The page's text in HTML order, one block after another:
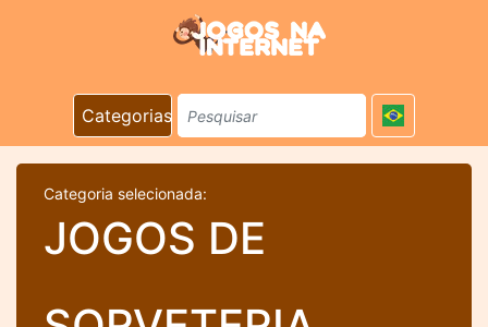
Categorias
Categoria selecionada:
JOGOS DE